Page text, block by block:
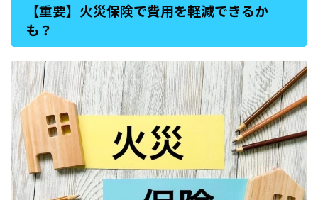
【重要】火災保険で費用を軽減できるか
も？